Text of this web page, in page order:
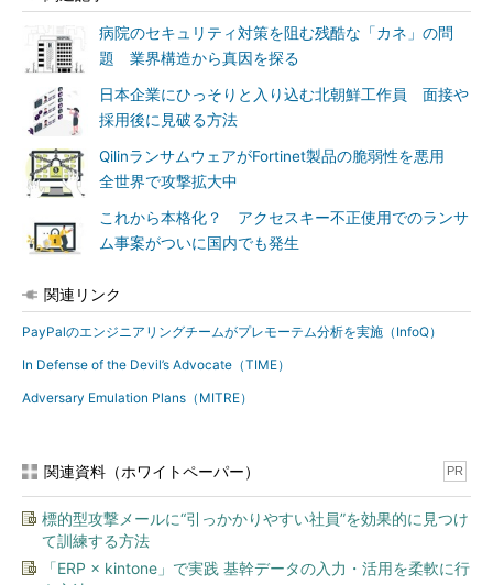
病院のセキュリティ対策を阻む残酷な「カネ」の問
題 業界構造から真因を探る
日本企業にひっそりと入り込む北朝鮮工作員 面接や
採用後に見破る方法
QilinランサムウェアがFortinet製品の脆弱性を悪用
全世界で攻撃拡大中
これから本格化？ アクセスキー不正使用でのランサ
ム事案がついに国内でも発生
関連リンク
PayPalのエンジニアリングチームがプレモーテム分析を実施（InfoQ）
In Defense of the Devil’s Advocate（TIME）
Adversary Emulation Plans（MITRE）
関連資料（ホワイトペーパー） PR
標的型攻撃メールに“引っかかりやすい社員”を効果的に見つけ
て訓練する方法
「ERP × kintone」で実践 基幹データの入力・活用を柔軟に行